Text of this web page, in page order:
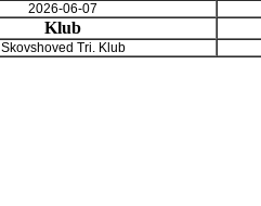
2026-06-07
Klub
Skovshoved Tri. Klub